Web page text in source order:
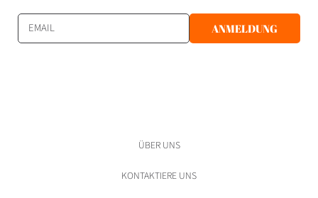
EMAIL ANMELDUNG
ÜBER UNS
KONTAKTIERE UNS